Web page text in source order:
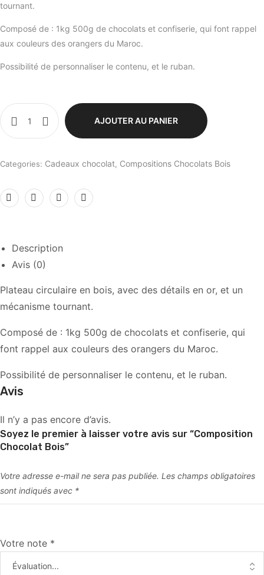
tournant.
Composé de : 1kg 500g de chocolats et confiserie, qui font rappel
aux couleurs des orangers du Maroc.
Possibilité de personnaliser le contenu, et le ruban.
AJOUTER AU PANIER
Categories: Cadeaux chocolat, Compositions Chocolats Bois
Description
Avis (0)
Plateau circulaire en bois, avec des détails en or, et un
mécanisme tournant.
Composé de : 1kg 500g de chocolats et confiserie, qui
font rappel aux couleurs des orangers du Maroc.
Possibilité de personnaliser le contenu, et le ruban.
Avis
Il n’y a pas encore d’avis.
Soyez le premier à laisser votre avis sur “Composition
Chocolat Bois”
Votre adresse e-mail ne sera pas publiée. Les champs obligatoires
sont indiqués avec *
Votre note *